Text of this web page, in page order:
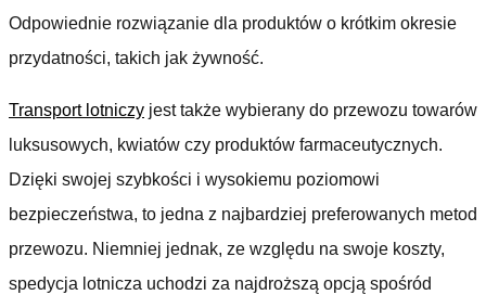
Odpowiednie rozwiązanie dla produktów o krótkim okresie
przydatności, takich jak żywność.
Transport lotniczy jest także wybierany do przewozu towarów
luksusowych, kwiatów czy produktów farmaceutycznych.
Dzięki swojej szybkości i wysokiemu poziomowi
bezpieczeństwa, to jedna z najbardziej preferowanych metod
przewozu. Niemniej jednak, ze względu na swoje koszty,
spedycja lotnicza uchodzi za najdroższą opcją spośród